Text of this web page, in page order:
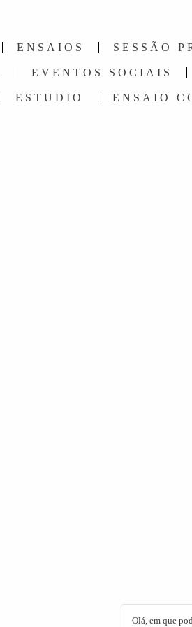
ENSAIOS SESSÃO
EVENTOS SOCIAIS
ESTUDIO ENSAIO
Olá, em que